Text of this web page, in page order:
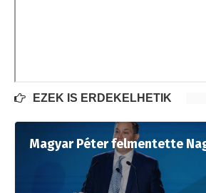
EZEK IS ÉRDEKELHETIK
Magyar Péter felmentette